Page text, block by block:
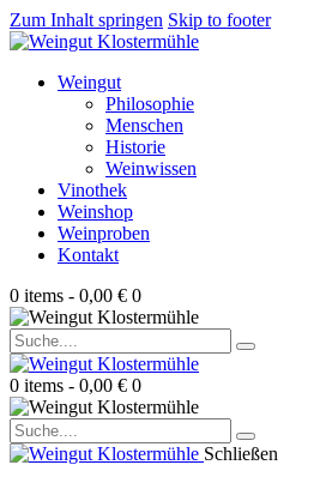
Zum Inhalt springen Skip to footer
Weingut
Philosophie
Menschen
Historie
Weinwissen
Vinothek
Weinshop
Weinproben
Kontakt
0 items - 0,00 € 0
0 items - 0,00 € 0
Schließen